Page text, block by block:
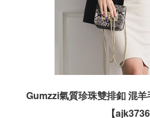
Gumzzi氣質珍珠雙排釦 混
【ajk3736